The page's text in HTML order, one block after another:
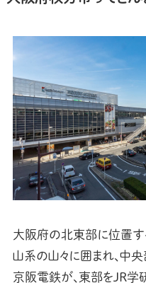
大阪府の北東部に位置す
山系の山々に囲まれ、中
京阪電鉄が、東部をJR学